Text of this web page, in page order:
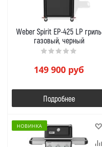
Weber Spirit EP-425 LP гриль
газовый, черный
149 900 руб
Подробнее
НОВИНКА